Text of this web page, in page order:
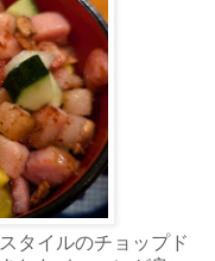
タイルのチョップド